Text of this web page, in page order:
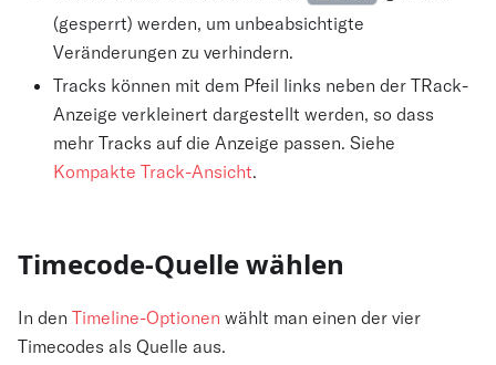
(gesperrt) werden, um unbeabsichtigte
Veränderungen zu verhindern.
Tracks können mit dem Pfeil links neben der TRack-
Anzeige verkleinert dargestellt werden, so dass
mehr Tracks auf die Anzeige passen. Siehe
Kompakte Track-Ansicht.
Timecode-Quelle wählen
In den Timeline-Optionen wählt man einen der vier
Timecodes als Quelle aus.